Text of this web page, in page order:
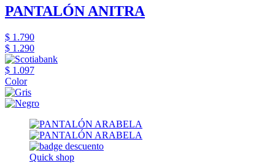
PANTALÓN ANITRA
$ 1.790
$ 1.290
$ 1.097
Color
Quick shop